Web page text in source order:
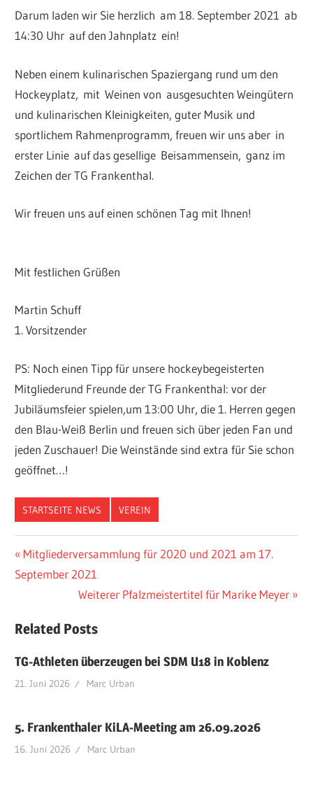
Darum laden wir Sie herzlich am 18. September 2021 ab
14:30 Uhr auf den Jahnplatz ein!
Neben einem kulinarischen Spaziergang rund um den
Hockeyplatz, mit Weinen von ausgesuchten Weingütern
und kulinarischen Kleinigkeiten, guter Musik und
sportlichem Rahmenprogramm, freuen wir uns aber in
erster Linie auf das gesellige Beisammensein, ganz im
Zeichen der TG Frankenthal.
Wir freuen uns auf einen schönen Tag mit Ihnen!
Mit festlichen Grüßen
Martin Schuff
1. Vorsitzender
PS: Noch einen Tipp für unsere hockeybegeisterten
Mitgliederund Freunde der TG Frankenthal: vor der
Jubiläumsfeier spielen,um 13:00 Uhr, die 1. Herren gegen
den Blau-Weiß Berlin und freuen sich über jeden Fan und
jeden Zuschauer! Die Weinstände sind extra für Sie schon
geöffnet…!
STARTSEITE NEWS VEREIN
Beitragsnavigation
Vorheriger
Beitrag:
Mitgliederversammlung für 2020 und 2021 am 17.
September 2021
Nächster
Weiterer Pfalzmeistertitel für Marike Meyer
Related Posts
TG-Athleten überzeugen bei SDM U18 in Koblenz
21. Juni 2026 Marc Urban
5. Frankenthaler KiLA-Meeting am 26.09.2026
16. Juni 2026 Marc Urban